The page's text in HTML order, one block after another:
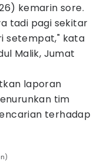
kemarin sore.
tadi pagi sekitar
setempat," kata
Malik, Jumat
laporan
tim
terhadap